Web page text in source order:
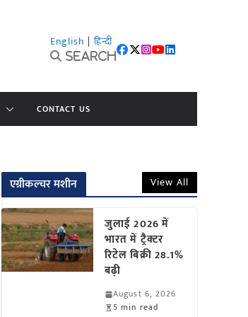
English | हिन्दी
Search
CONTACT US
एग्रीकल्चर मशीन View All
जुलाई 2026 में
भारत में ट्रैक्टर
रिटेल बिक्री 28.1%
बढ़ी
August 6, 2026
5 min read